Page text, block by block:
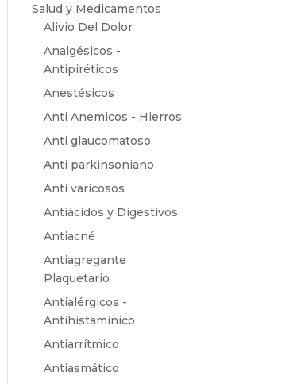
Salud y Medicamentos
Alivio Del Dolor
Analgésicos -
Antipiréticos
Anestésicos
Anti Anemicos - Hierros
Anti glaucomatoso
Anti parkinsoniano
Anti varicosos
Antiácidos y Digestivos
Antiacné
Antiagregante
Plaquetario
Antialérgicos -
Antihistamínico
Antiarrítmico
Antiasmático